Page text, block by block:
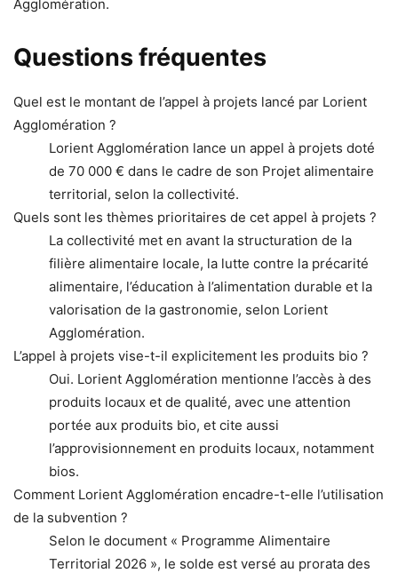
Agglomération.
Questions fréquentes
Quel est le montant de l’appel à projets lancé par Lorient
Agglomération ?
Lorient Agglomération lance un appel à projets doté
de 70 000 € dans le cadre de son Projet alimentaire
territorial, selon la collectivité.
Quels sont les thèmes prioritaires de cet appel à projets ?
La collectivité met en avant la structuration de la
filière alimentaire locale, la lutte contre la précarité
alimentaire, l’éducation à l’alimentation durable et la
valorisation de la gastronomie, selon Lorient
Agglomération.
L’appel à projets vise-t-il explicitement les produits bio ?
Oui. Lorient Agglomération mentionne l’accès à des
produits locaux et de qualité, avec une attention
portée aux produits bio, et cite aussi
l’approvisionnement en produits locaux, notamment
bios.
Comment Lorient Agglomération encadre-t-elle l’utilisation
de la subvention ?
Selon le document « Programme Alimentaire
Territorial 2026 », le solde est versé au prorata des